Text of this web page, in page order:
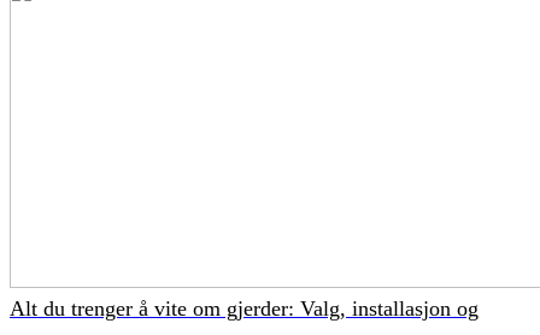
Alt du trenger å vite om gjerder: Valg, installasjon og